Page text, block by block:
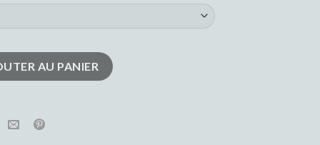
AU PANIER